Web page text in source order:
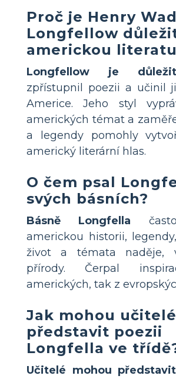
Proč je Henry
Longfellow
americkou
Longfellow je
zpřístupnil poezii a učinil
Americe. Jeho styl
amerických témat a
a legendy pomohly
americký literární hlas.
O čem psal
svých básních?
Básně Longfella
americkou historii,
život a témata naděje,
přírody. Čerpal
amerických, tak z
Jak mohou učitelé
představit poezii
Longfella ve
Učitelé mohou představit